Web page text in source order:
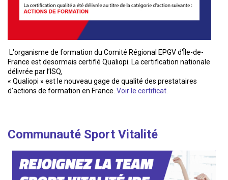
L'organisme de formation du Comité Régional EPGV d'Île-de-
France est desormais certifié Qualiopi. La certification nationale
délivrée par l’ISQ,
« Qualiopi » est le nouveau gage de qualité des prestataires
d’actions de formation en France. Voir le certificat.
Communauté Sport Vitalité